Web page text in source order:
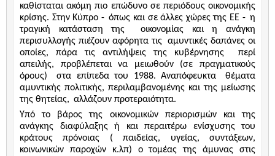
καθίσταται ακόμη πιο επώδυνο σε περιόδους οικονομικής
κρίσης. Στην Κύπρο - όπως και σε άλλες χώρες της ΕΕ - η
τραγική κατάσταση της
οικονομίας και η ανάγκη
περισυλλογής πιέζουν αφόρητα τις αμυντικές δαπάνες οι
οποίες, πάρα τις αντιλήψεις της κυβέρνησης
περί
απειλής, προβλέπεται να μειωθούν (σε πραγματικούς
όρους)
στα επίπεδα του 1988. Αναπόφευκτα
θέματα
αμυντικής πολιτικής, περιλαμβανομένης και της μείωσης
της θητείας, αλλάζουν προτεραιότητα.
Υπό το βάρος της οικονομικών περιορισμών και της
ανάγκης διαφύλαξης ή και περαιτέρω ενίσχυσης του
κράτους πρόνοιας ( παιδείας, υγείας, συντάξεων,
κοινωνικών παροχών κ.λπ) ο τομέας της άμυνας στις